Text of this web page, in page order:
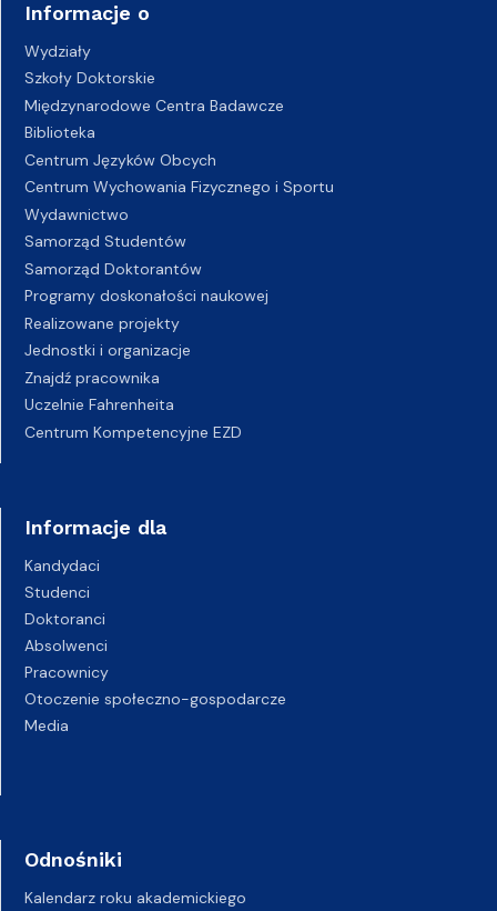
Informacje o
Wydziały
Szkoły Doktorskie
Międzynarodowe Centra Badawcze
Biblioteka
Centrum Języków Obcych
Centrum Wychowania Fizycznego i Sportu
Wydawnictwo
Samorząd Studentów
Samorząd Doktorantów
Programy doskonałości naukowej
Realizowane projekty
Jednostki i organizacje
Znajdź pracownika
Uczelnie Fahrenheita
Centrum Kompetencyjne EZD
Informacje dla
Kandydaci
Studenci
Doktoranci
Absolwenci
Pracownicy
Otoczenie społeczno-gospodarcze
Media
Odnośniki
Kalendarz roku akademickiego